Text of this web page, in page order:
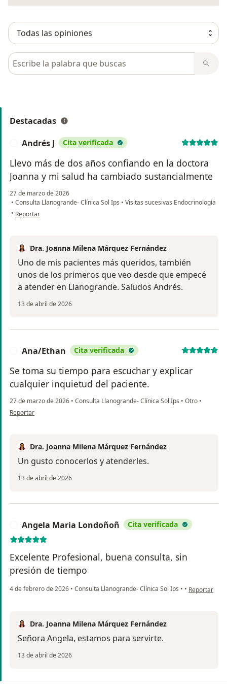
Busca en opiniones
Destacadas
Andrés J Cita verificada
Llevo más de dos años confiando en la doctora
Joanna y mi salud ha cambiado sustancialmente
27 de marzo de 2026
• Consulta Llanogrande- Clínica Sol Ips • Visitas sucesivas Endocrinología
• en opinión del usuario Andrés J
Reportar
Dra. Joanna Milena Márquez Fernández
Uno de mis pacientes más queridos, también
unos de los primeros que veo desde que empecé
a atender en Llanogrande. Saludos Andrés.
13 de abril de 2026
Ana/Ethan Cita verificada
Se toma su tiempo para escuchar y explicar
cualquier inquietud del paciente.
27 de marzo de 2026 • Consulta Llanogrande- Clínica Sol Ips • Otro •
en opinión del usuario Ana/Ethan
Reportar
Dra. Joanna Milena Márquez Fernández
Un gusto conocerlos y atenderles.
13 de abril de 2026
Angela Maria Londoñoñ Cita verificada
Excelente Profesional, buena consulta, sin
presión de tiempo
4 de febrero de 2026 • Consulta Llanogrande- Clínica Sol Ips • • en opinión
Reportar
Dra. Joanna Milena Márquez Fernández
Señora Angela, estamos para servirte.
13 de abril de 2026